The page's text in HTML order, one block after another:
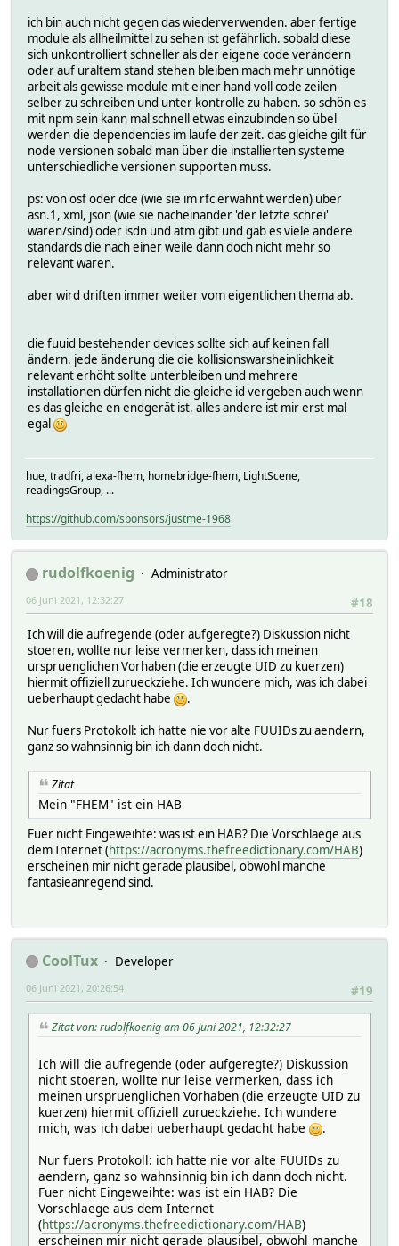
ich bin auch nicht gegen das wiederverwenden. aber fertige
module als allheilmittel zu sehen ist gefährlich. sobald diese
sich unkontrolliert schneller als der eigene code verändern
oder auf uraltem stand stehen bleiben mach mehr unnötige
arbeit als gewisse module mit einer hand voll code zeilen
selber zu schreiben und unter kontrolle zu haben. so schön es
mit npm sein kann mal schnell etwas einzubinden so übel
werden die dependencies im laufe der zeit. das gleiche gilt für
node versionen sobald man über die installierten systeme
unterschiedliche versionen supporten muss.
ps: von osf oder dce (wie sie im rfc erwähnt werden) über
asn.1, xml, json (wie sie nacheinander 'der letzte schrei'
waren/sind) oder isdn und atm gibt und gab es viele andere
standards die nach einer weile dann doch nicht mehr so
relevant waren.
aber wird driften immer weiter vom eigentlichen thema ab.
die fuuid bestehender devices sollte sich auf keinen fall
ändern. jede änderung die die kollisionswarsheinlichkeit
relevant erhöht sollte unterbleiben und mehrere
installationen dürfen nicht die gleiche id vergeben auch wenn
es das gleiche en endgerät ist. alles andere ist mir erst mal
egal
hue, tradfri, alexa-fhem, homebridge-fhem, LightScene,
readingsGroup, ...
https://github.com/sponsors/justme-1968
rudolfkoenig
Administrator
#18
06 Juni 2021, 12:32:27
Ich will die aufregende (oder aufgeregte?) Diskussion nicht
stoeren, wollte nur leise vermerken, dass ich meinen
urspruenglichen Vorhaben (die erzeugte UID zu kuerzen)
hiermit offiziell zurueckziehe. Ich wundere mich, was ich dabei
ueberhaupt gedacht habe
.
Nur fuers Protokoll: ich hatte nie vor alte FUUIDs zu aendern,
ganz so wahnsinnig bin ich dann doch nicht.
Zitat
Mein "FHEM" ist ein HAB
Fuer nicht Eingeweihte: was ist ein HAB? Die Vorschlaege aus
dem Internet (https://acronyms.thefreedictionary.com/HAB)
erscheinen mir nicht gerade plausibel, obwohl manche
fantasieanregend sind.
CoolTux
Developer
#19
06 Juni 2021, 20:26:54
Zitat von: rudolfkoenig am 06 Juni 2021, 12:32:27
Ich will die aufregende (oder aufgeregte?) Diskussion
nicht stoeren, wollte nur leise vermerken, dass ich
meinen urspruenglichen Vorhaben (die erzeugte UID zu
kuerzen) hiermit offiziell zurueckziehe. Ich wundere
mich, was ich dabei ueberhaupt gedacht habe
.
Nur fuers Protokoll: ich hatte nie vor alte FUUIDs zu
aendern, ganz so wahnsinnig bin ich dann doch nicht.
Fuer nicht Eingeweihte: was ist ein HAB? Die
Vorschlaege aus dem Internet
(https://acronyms.thefreedictionary.com/HAB)
erscheinen mir nicht gerade plausibel, obwohl manche